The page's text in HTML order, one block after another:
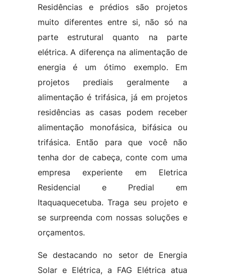
Residências e prédios são projetos
muito diferentes entre si, não só na
parte estrutural quanto na parte
elétrica. A diferença na alimentação de
energia é um ótimo exemplo. Em
projetos prediais geralmente a
alimentação é trifásica, já em projetos
residências as casas podem receber
alimentação monofásica, bifásica ou
trifásica. Então para que você não
tenha dor de cabeça, conte com uma
empresa experiente em Eletrica
Residencial e Predial em
Itaquaquecetuba. Traga seu projeto e
se surpreenda com nossas soluções e
orçamentos.
Se destacando no setor de Energia
Solar e Elétrica, a FAG Elétrica atua